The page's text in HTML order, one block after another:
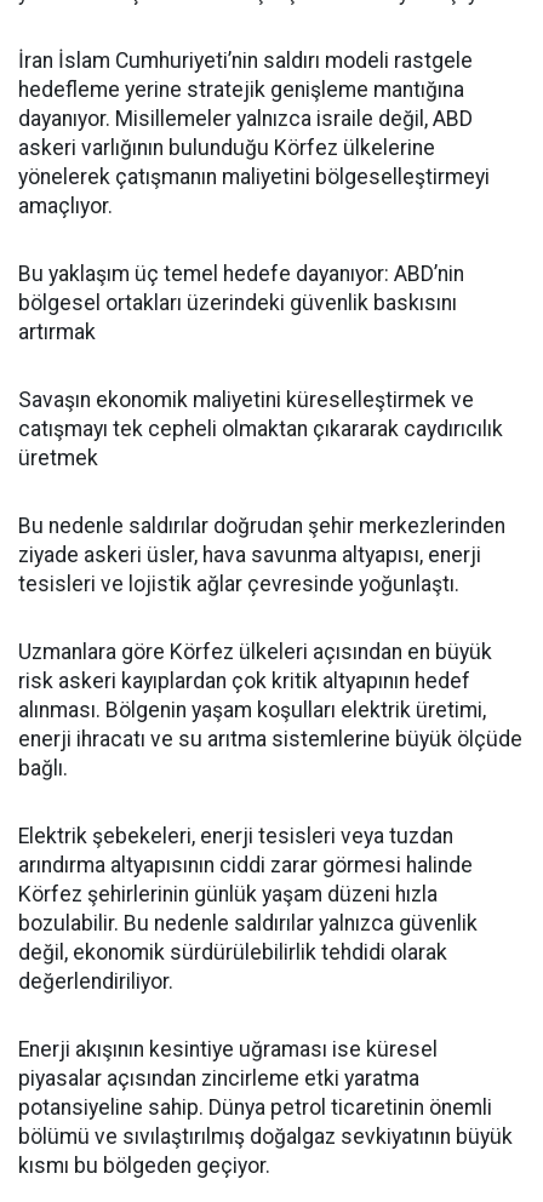
İran İslam Cumhuriyeti’nin saldırı modeli rastgele
hedefleme yerine stratejik genişleme mantığına
dayanıyor. Misillemeler yalnızca israile değil, ABD
askeri varlığının bulunduğu Körfez ülkelerine
yönelerek çatışmanın maliyetini bölgeselleştirmeyi
amaçlıyor.
Bu yaklaşım üç temel hedefe dayanıyor: ABD’nin
bölgesel ortakları üzerindeki güvenlik baskısını
artırmak
Savaşın ekonomik maliyetini küreselleştirmek ve
catışmayı tek cepheli olmaktan çıkararak caydırıcılık
üretmek
Bu nedenle saldırılar doğrudan şehir merkezlerinden
ziyade askeri üsler, hava savunma altyapısı, enerji
tesisleri ve lojistik ağlar çevresinde yoğunlaştı.
Uzmanlara göre Körfez ülkeleri açısından en büyük
risk askeri kayıplardan çok kritik altyapının hedef
alınması. Bölgenin yaşam koşulları elektrik üretimi,
enerji ihracatı ve su arıtma sistemlerine büyük ölçüde
bağlı.
Elektrik şebekeleri, enerji tesisleri veya tuzdan
arındırma altyapısının ciddi zarar görmesi halinde
Körfez şehirlerinin günlük yaşam düzeni hızla
bozulabilir. Bu nedenle saldırılar yalnızca güvenlik
değil, ekonomik sürdürülebilirlik tehdidi olarak
değerlendiriliyor.
Enerji akışının kesintiye uğraması ise küresel
piyasalar açısından zincirleme etki yaratma
potansiyeline sahip. Dünya petrol ticaretinin önemli
bölümü ve sıvılaştırılmış doğalgaz sevkiyatının büyük
kısmı bu bölgeden geçiyor.